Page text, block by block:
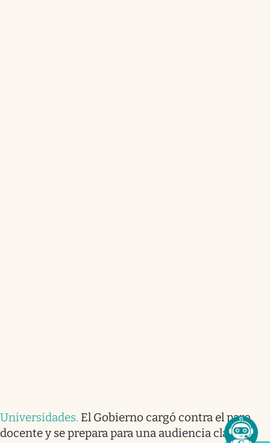
Universidades. El Gobierno cargó contra el paro
docente y se prepara para una audiencia clave